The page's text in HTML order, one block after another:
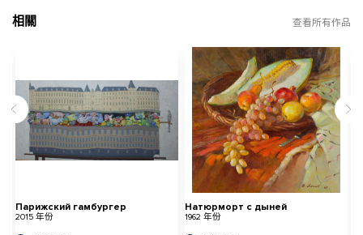
相關 查看所有作品
Парижский гамбургер
2015 年份
Натюрморт с дыней
1962 年份